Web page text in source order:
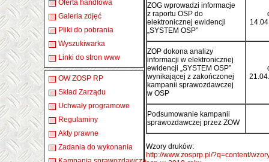
Oferta handlowa
Galeria zdjęć
Pliki do pobrania
Wyszukiwarka
Linki do stron www
OW ZOSP RP
Skład Zarządu
Uchwały programowe
Regulaminy
Akty prawne
Zadania do wykonania
ZOG wprowadzi informacje
z raportu OSP do
elektronicznej ewidencji
„SYSTEM OSP”
ZOP dokona analizy
informacji w elektronicznej
ewidencji „SYSTEM OSP”
wynikającej z zakończonej
kampanii sprawozdawczej
w OSP
Podsumowanie kampanii
sprawozdawczej przez ZOW
Wzory druków:
http://www.zosprp.pl/?q=content/